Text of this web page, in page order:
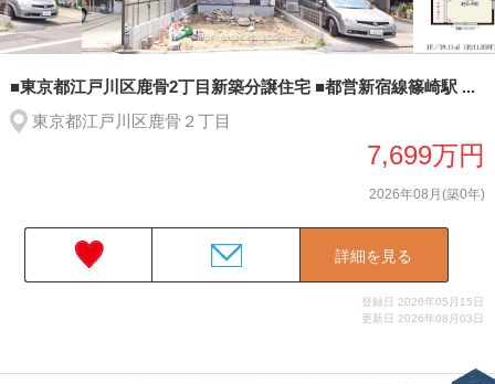
■東京都江戸川区鹿骨2丁目新築分譲住宅 ■都営新宿線篠崎駅 ...
東京都江戸川区鹿骨２丁目
7,699万円
2026年08月(築0年)
詳細を見る
登録日 2026年05月15日
更新日 2026年08月03日